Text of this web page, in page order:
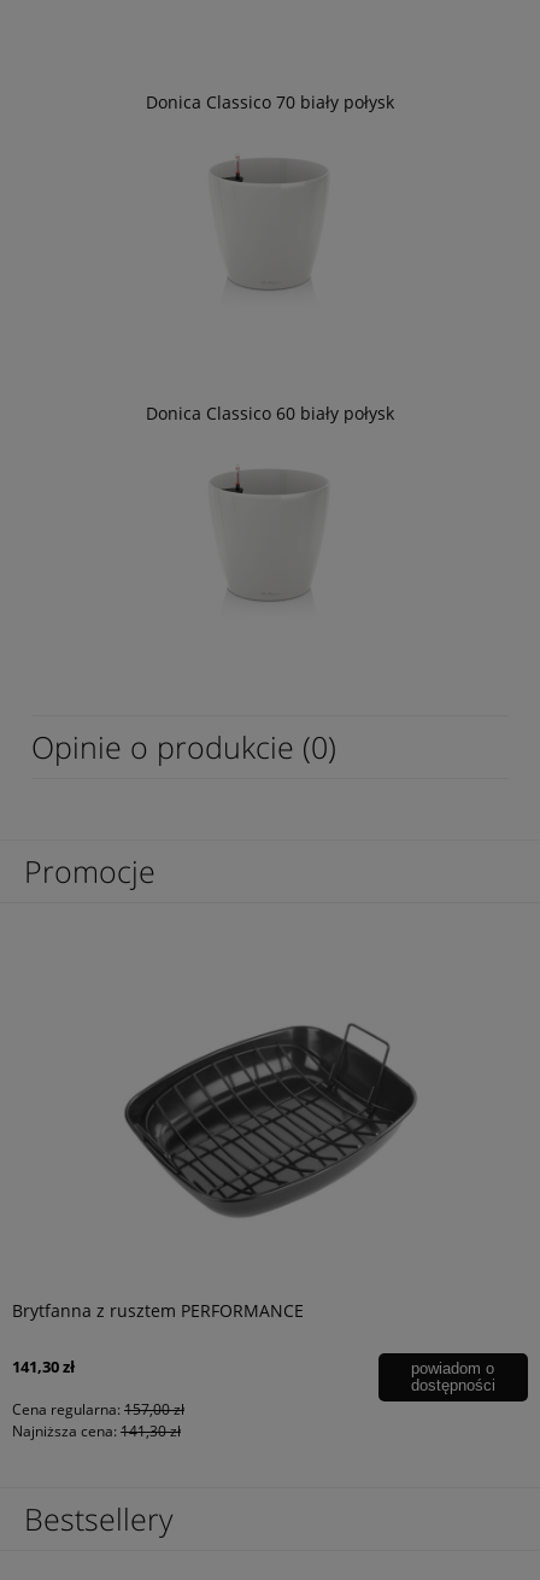
Donica Classico 70 biały połysk
Donica Classico 60 biały połysk
Opinie o produkcie (0)
Promocje
Brytfanna z rusztem PERFORMANCE
141,30 zł
Cena regularna: 157,00 zł
Najniższa cena: 141,30 zł
powiadom o
dostępności
Bestsellery